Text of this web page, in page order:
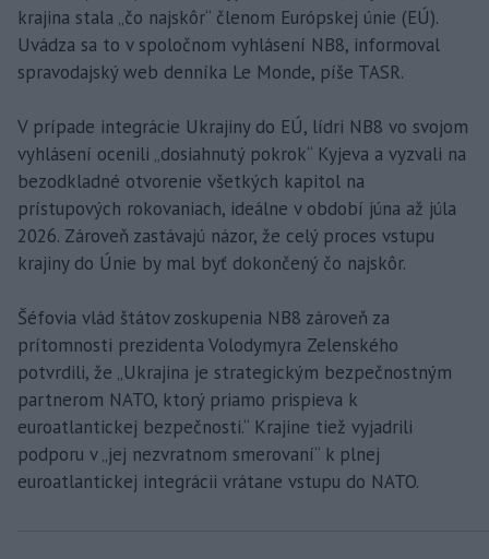
krajina stala „čo najskôr“ členom Európskej únie (EÚ).
Uvádza sa to v spoločnom vyhlásení NB8, informoval
spravodajský web denníka Le Monde, píše TASR.
V prípade integrácie Ukrajiny do EÚ, lídri NB8 vo svojom
vyhlásení ocenili „dosiahnutý pokrok“ Kyjeva a vyzvali na
bezodkladné otvorenie všetkých kapitol na
prístupových rokovaniach, ideálne v období júna až júla
2026. Zároveň zastávajú názor, že celý proces vstupu
krajiny do Únie by mal byť dokončený čo najskôr.
Šéfovia vlád štátov zoskupenia NB8 zároveň za
prítomnosti prezidenta Volodymyra Zelenského
potvrdili, že „Ukrajina je strategickým bezpečnostným
partnerom NATO, ktorý priamo prispieva k
euroatlantickej bezpečnosti.“ Krajine tiež vyjadrili
podporu v „jej nezvratnom smerovaní“ k plnej
euroatlantickej integrácii vrátane vstupu do NATO.